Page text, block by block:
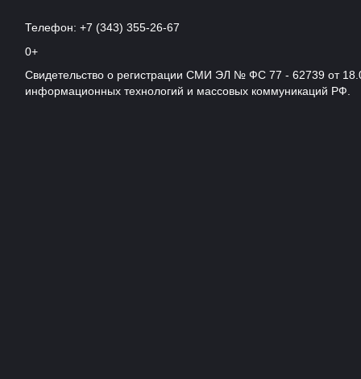
Телефон: +7 (343) 355-26-67
0+
Свидетельство о регистрации СМИ ЭЛ № ФС 77 - 62739 от
информационных технологий и массовых коммуникаций РФ.